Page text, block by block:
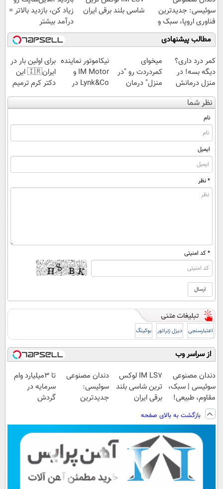
سوئیسی: جدیدترین
فناوری اروپا، سبک و
مقاوم | پرداخت
قسطی
شاسی بلند برقی ایران
زیاد کن، بازدید بالاتر =
درآمد بیشتر
مطالب پیشنهادی
کمر درد داری؟
دیگه بسه! در
منزل درمانش
کن
(◀پرسش‌نامه)
میخوای
کمردردت رو "در
منزل" درمان
کنی؟ (◂فیلم +
◂پرسش‌نامه)
نیکاموتور نماینده
IM Motor و
Lynk&Co در
ایران
برای اولین بار در
ایران🇮🇷 این
دکتر کرم ترمیم
کننده 23 روزه
ساخت!
نظر شما
نام
ایمیل
* نظر
* کد امنیتی
اعتبارسنجی دیزل ژنراتور بوکینگ
از سراسر وب
دندان مصنوعی
سوئیسی | سبک،
مقاوم، طبیعی!
ویزیت
رایگان+پرداخت
اقساطی😍
IM LS7 لوکس
ترین شاسی بلند
برقی ایران
دندان مصنوعی
سوئیسی:
جدیدترین
پرداخت قسطی
تا 3میلیارد وام
سرمایه در
گردش
ثبت کن
بازگشت به بالای صفحه